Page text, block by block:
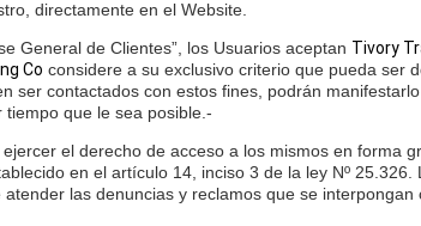
directamente en el Website.
General de Clientes”, los Usuarios aceptan Tivory
Co considere a su exclusivo criterio que pueda ser
ser contactados con estos fines, podrán
que le sea posible.-
el derecho de acceso a los mismos en forma
en el artículo 14, inciso 3 de la ley Nº
las denuncias y reclamos que se